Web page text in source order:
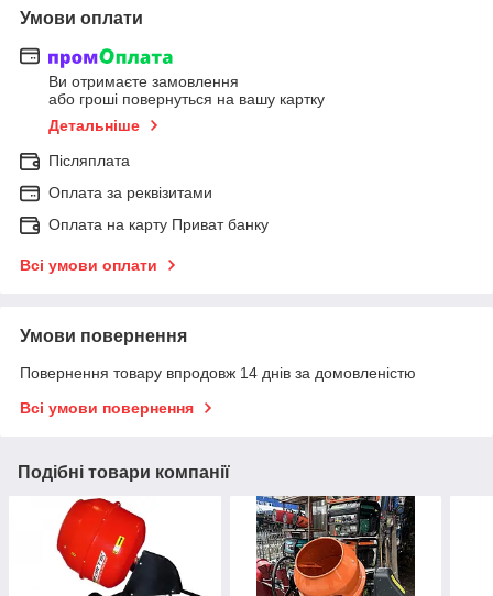
Умови оплати
Ви отримаєте замовлення
або гроші повернуться на вашу картку
Детальніше
Післяплата
Оплата за реквізитами
Оплата на карту Приват банку
Всі умови оплати
Умови повернення
Повернення товару впродовж 14 днів за домовленістю
Всі умови повернення
Подібні товари компанії